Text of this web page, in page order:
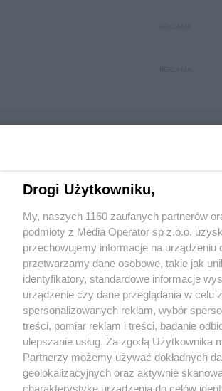
Nie zapomnij
zapoznać się z:
polityką prywatności regulamin korzystania
Twojemiasto
Piekary Śląskie
Chorzów
Tarnowskie Góry
Ruda Śląska
Skontakuj
Kontakt
Wydawca
Redakcja
Drogi Użytkowniku,
My, naszych 1160 zaufanych partnerów
podmioty z Media Operator sp z.o.o.
przechowujemy informacje na urządzeniu
przetwarzamy dane osobowe, takie jak
identyfikatory, standardowe informacje
urządzenie czy dane przeglądania w celu
spersonalizowanych reklam, wybór
treści, pomiar reklam i treści, badanie
ulepszanie usług. Za zgodą Użytkownika
Partnerzy możemy używać dokładnych
geolokalizacyjnych oraz aktywnie
charakterystykę urządzenia do celów